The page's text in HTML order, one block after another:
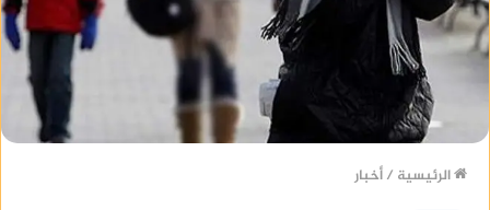
الرئيسية /أخبار